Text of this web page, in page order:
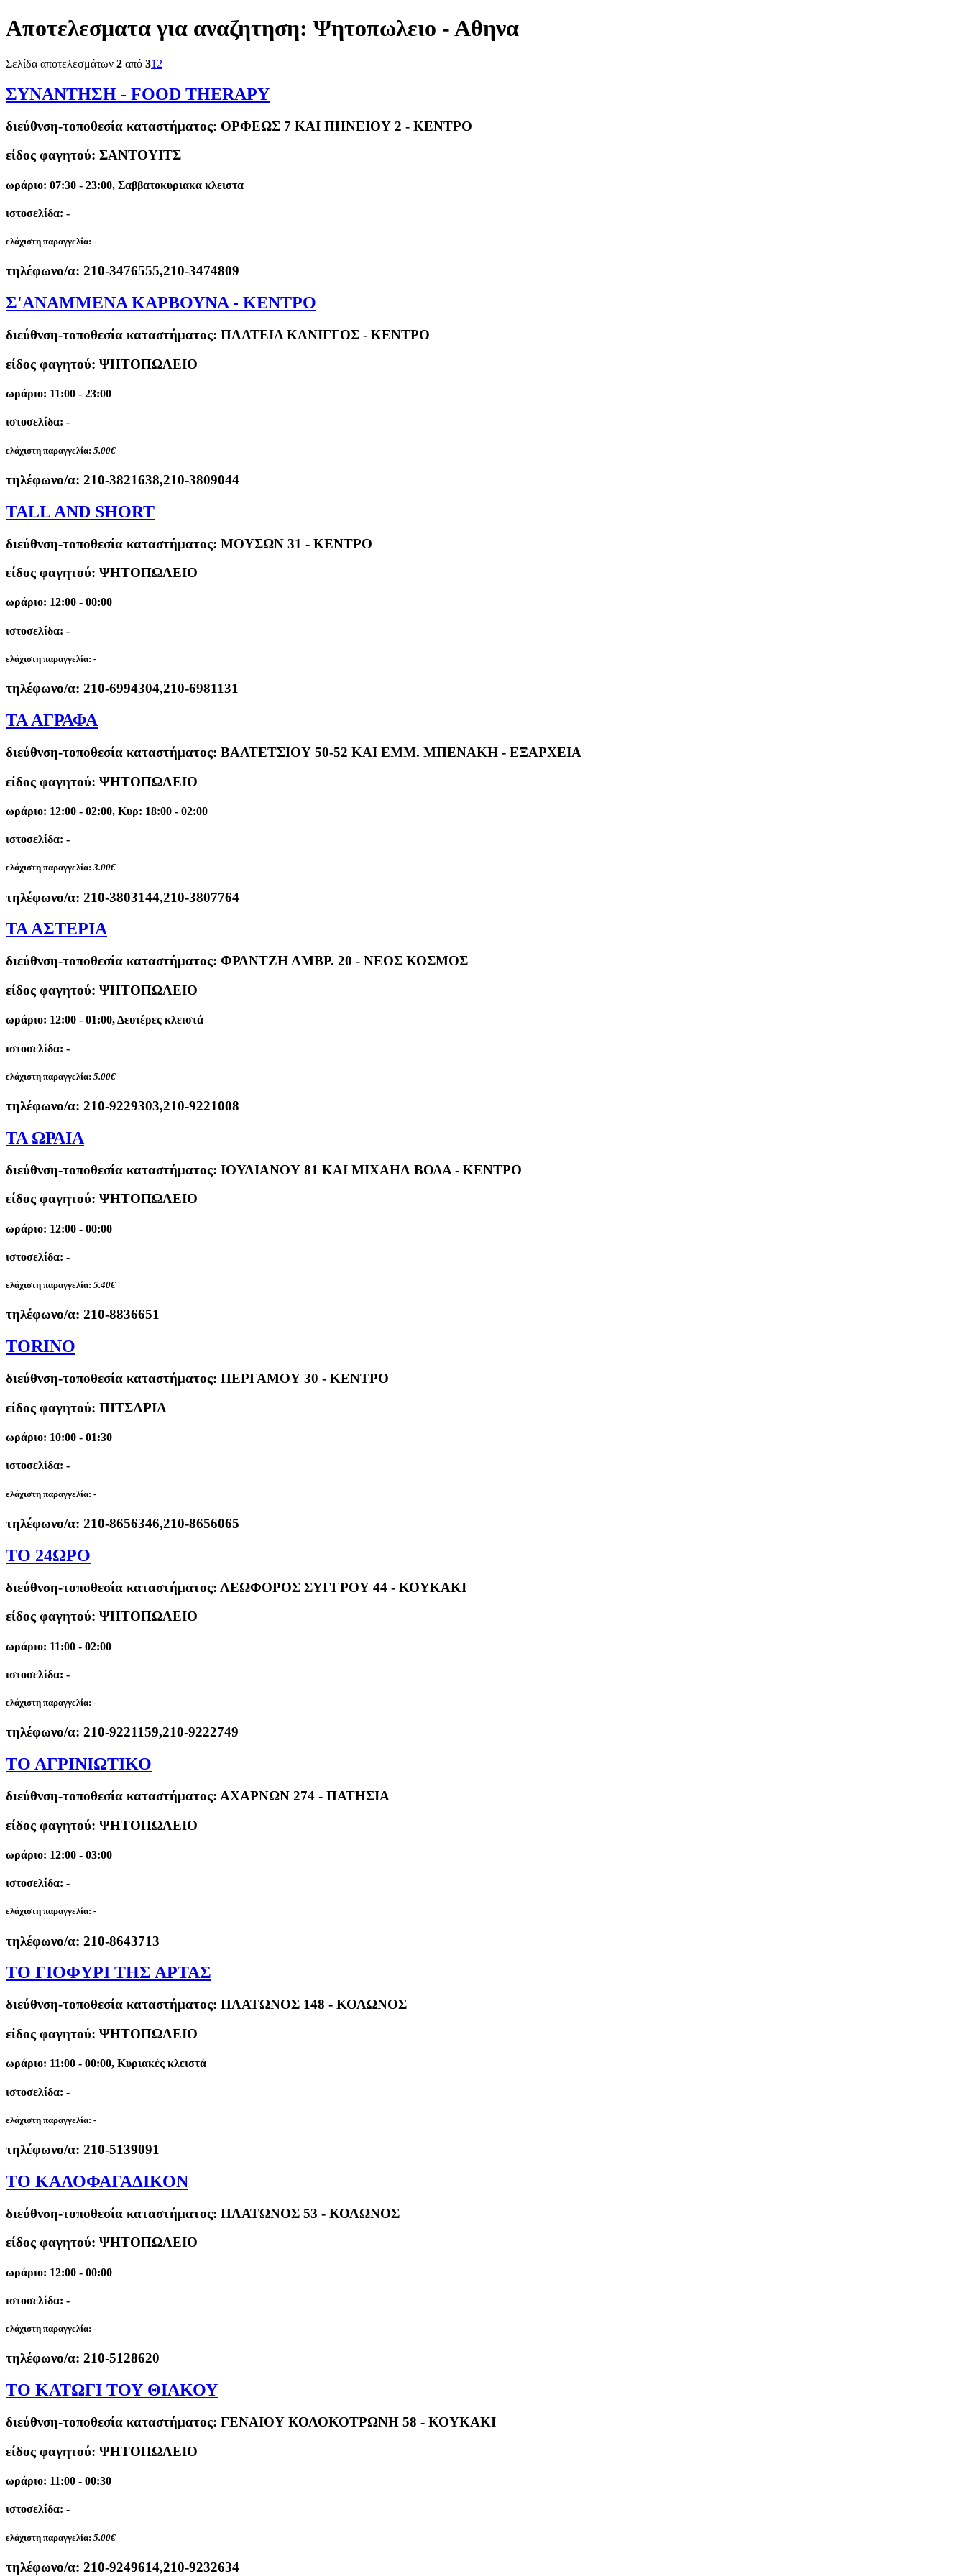
Αποτελεσματα για αναζητηση: Ψητοπωλειο - Αθηνα
Σελίδα αποτελεσμάτων 2 από 31 2
ΣΥΝΑΝΤΗΣΗ - FOOD THERAPY
διεύθνση-τοποθεσία καταστήματος: ΟΡΦΕΩΣ 7 KAI ΠΗΝΕΙΟΥ 2 - ΚΕΝΤΡΟ
είδος φαγητού: ΣΑΝΤΟΥΙΤΣ
ωράριο: 07:30 - 23:00, Σαββατοκυριακα κλειστα
ιστοσελίδα: -
ελάχιστη παραγγελία: -
τηλέφωνο/α: 210-3476555,210-3474809
Σ'ΑΝΑΜΜΕΝΑ ΚΑΡΒΟΥΝΑ - ΚΕΝΤΡΟ
διεύθνση-τοποθεσία καταστήματος: ΠΛΑΤΕΙΑ ΚΑΝΙΓΓΟΣ - ΚΕΝΤΡΟ
είδος φαγητού: ΨΗΤΟΠΩΛΕΙΟ
ωράριο: 11:00 - 23:00
ιστοσελίδα: -
ελάχιστη παραγγελία: 5.00€
τηλέφωνο/α: 210-3821638,210-3809044
TALL AND SHORT
διεύθνση-τοποθεσία καταστήματος: ΜΟΥΣΩΝ 31 - ΚΕΝΤΡΟ
είδος φαγητού: ΨΗΤΟΠΩΛΕΙΟ
ωράριο: 12:00 - 00:00
ιστοσελίδα: -
ελάχιστη παραγγελία: -
τηλέφωνο/α: 210-6994304,210-6981131
ΤΑ ΑΓΡΑΦΑ
διεύθνση-τοποθεσία καταστήματος: ΒΑΛΤΕΤΣΙΟΥ 50-52 ΚΑΙ ΕΜΜ. ΜΠΕΝΑΚΗ - ΕΞΑΡΧΕΙΑ
είδος φαγητού: ΨΗΤΟΠΩΛΕΙΟ
ωράριο: 12:00 - 02:00, Κυρ: 18:00 - 02:00
ιστοσελίδα: -
ελάχιστη παραγγελία: 3.00€
τηλέφωνο/α: 210-3803144,210-3807764
ΤΑ ΑΣΤΕΡΙΑ
διεύθνση-τοποθεσία καταστήματος: ΦΡΑΝΤΖΗ ΑΜΒΡ. 20 - ΝΕΟΣ ΚΟΣΜΟΣ
είδος φαγητού: ΨΗΤΟΠΩΛΕΙΟ
ωράριο: 12:00 - 01:00, Δευτέρες κλειστά
ιστοσελίδα: -
ελάχιστη παραγγελία: 5.00€
τηλέφωνο/α: 210-9229303,210-9221008
ΤΑ ΩΡΑΙΑ
διεύθνση-τοποθεσία καταστήματος: ΙΟΥΛΙΑΝΟΥ 81 ΚΑΙ ΜΙΧΑΗΛ ΒΟΔΑ - ΚΕΝΤΡΟ
είδος φαγητού: ΨΗΤΟΠΩΛΕΙΟ
ωράριο: 12:00 - 00:00
ιστοσελίδα: -
ελάχιστη παραγγελία: 5.40€
τηλέφωνο/α: 210-8836651
TORINO
διεύθνση-τοποθεσία καταστήματος: ΠΕΡΓΑΜΟΥ 30 - ΚΕΝΤΡΟ
είδος φαγητού: ΠΙΤΣΑΡΙΑ
ωράριο: 10:00 - 01:30
ιστοσελίδα: -
ελάχιστη παραγγελία: -
τηλέφωνο/α: 210-8656346,210-8656065
ΤΟ 24ΩΡΟ
διεύθνση-τοποθεσία καταστήματος: ΛΕΩΦΟΡΟΣ ΣΥΓΓΡΟΥ 44 - ΚΟΥΚΑΚΙ
είδος φαγητού: ΨΗΤΟΠΩΛΕΙΟ
ωράριο: 11:00 - 02:00
ιστοσελίδα: -
ελάχιστη παραγγελία: -
τηλέφωνο/α: 210-9221159,210-9222749
ΤΟ ΑΓΡΙΝΙΩΤΙΚΟ
διεύθνση-τοποθεσία καταστήματος: ΑΧΑΡΝΩΝ 274 - ΠΑΤΗΣΙΑ
είδος φαγητού: ΨΗΤΟΠΩΛΕΙΟ
ωράριο: 12:00 - 03:00
ιστοσελίδα: -
ελάχιστη παραγγελία: -
τηλέφωνο/α: 210-8643713
ΤΟ ΓΙΟΦΥΡΙ ΤΗΣ ΑΡΤΑΣ
διεύθνση-τοποθεσία καταστήματος: ΠΛΑΤΩΝΟΣ 148 - ΚΟΛΩΝΟΣ
είδος φαγητού: ΨΗΤΟΠΩΛΕΙΟ
ωράριο: 11:00 - 00:00, Κυριακές κλειστά
ιστοσελίδα: -
ελάχιστη παραγγελία: -
τηλέφωνο/α: 210-5139091
ΤΟ ΚΑΛΟΦΑΓΑΔΙΚΟΝ
διεύθνση-τοποθεσία καταστήματος: ΠΛΑΤΩΝΟΣ 53 - ΚΟΛΩΝΟΣ
είδος φαγητού: ΨΗΤΟΠΩΛΕΙΟ
ωράριο: 12:00 - 00:00
ιστοσελίδα: -
ελάχιστη παραγγελία: -
τηλέφωνο/α: 210-5128620
ΤΟ ΚΑΤΩΓΙ ΤΟΥ ΘΙΑΚΟΥ
διεύθνση-τοποθεσία καταστήματος: ΓΕΝΑΙΟΥ ΚΟΛΟΚΟΤΡΩΝΗ 58 - ΚΟΥΚΑΚΙ
είδος φαγητού: ΨΗΤΟΠΩΛΕΙΟ
ωράριο: 11:00 - 00:30
ιστοσελίδα: -
ελάχιστη παραγγελία: 5.00€
τηλέφωνο/α: 210-9249614,210-9232634